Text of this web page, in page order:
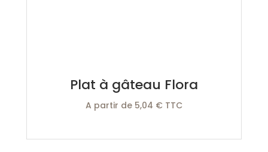
Plat à gâteau Flora
A partir de 5,04 € TTC